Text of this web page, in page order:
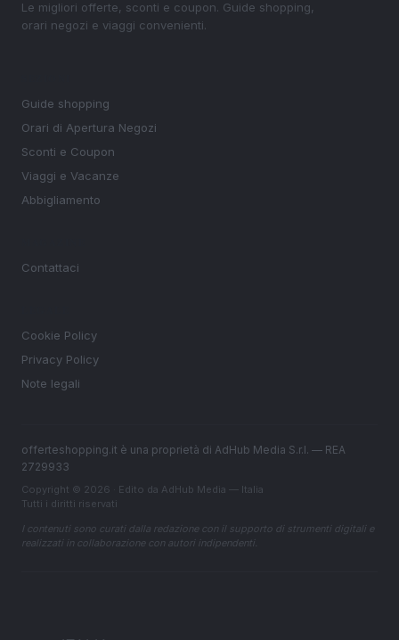
Le migliori offerte, sconti e coupon. Guide shopping,
orari negozi e viaggi convenienti.
Guide shopping
Orari di Apertura Negozi
Sconti e Coupon
Viaggi e Vacanze
Abbigliamento
Contattaci
Cookie Policy
Privacy Policy
Note legali
offerteshopping.it è una proprietà di AdHub Media S.r.l. — REA
2729933
Copyright © 2026 · Edito da AdHub Media — Italia
Tutti i diritti riservati
I contenuti sono curati dalla redazione con il supporto di strumenti digitali e
realizzati in collaborazione con autori indipendenti.